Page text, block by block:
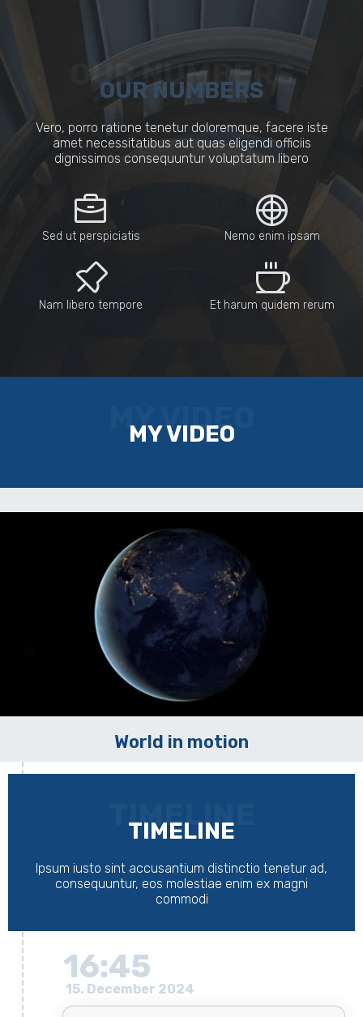
OUR NUMBERS
OUR NUMBERS
Vero, porro ratione tenetur doloremque, facere iste
amet necessitatibus aut quas eligendi officiis
dignissimos consequuntur voluptatum libero
Sed ut perspiciatis Nemo enim ipsam
Nam libero tempore Et harum quidem rerum
MY VIDEO
MY VIDEO
World in motion
TIMELINE
TIMELINE
Ipsum iusto sint accusantium distinctio tenetur ad,
consequuntur, eos molestiae enim ex magni
commodi
16:45
15. December 2024